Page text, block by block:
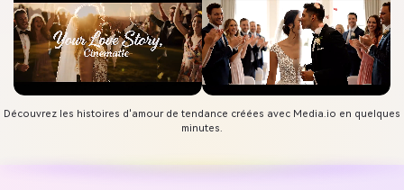
Découvrez les histoires d'amour de tendance créées avec Media.io en quelques
minutes.